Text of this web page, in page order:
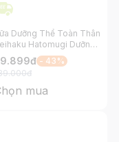
Dưỡng Thể Toàn Thân
Hatomugi Dưỡng
và Làm Sáng Da 250g
đ - 43%
đ
mua